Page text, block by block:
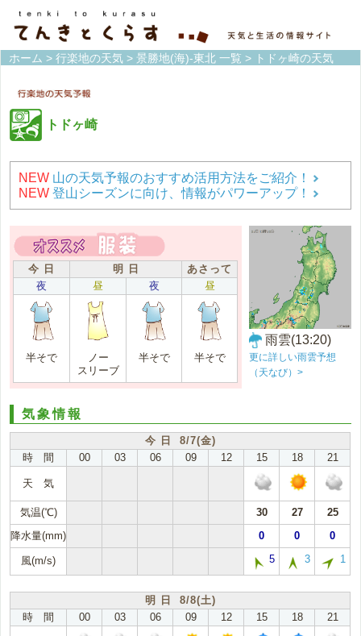
ホーム > 行楽地の天気 > 景勝地(海)-東北 一覧 > トドヶ崎の天気
トドヶ崎
NEW 山の天気予報のおすすめ活用方法をご紹介！
NEW 登山シーズンに向け、情報がパワーアップ！
今 日 明 日
あさって
夜
昼 夜 昼
半そで
ノー
スリーブ
半そで 半そで
雨雲(13:20)
更に詳しい雨雲予想
（天なび）>
気象情報
今 日 8/7(金)
時 間
00 03 06 09 12 15 18 21
天 気
気温(℃) 30 27
25
降水量(mm)
0 0 0
風(m/s) 5 3 1
明 日 8/8(土)
時 間
00 03 06 09 12 15 18 21